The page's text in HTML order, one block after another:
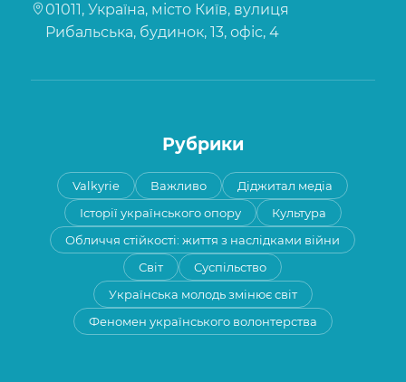
01011, Україна, місто Київ, вулиця
Рибальська, будинок, 13, офіс, 4
Рубрики
Valkyrie Важливо
Діджитал медіа
Історії українського опору
Культура
Обличчя стійкості: життя з наслідками війни
Світ
Суспільство
Українська молодь змінює світ
Феномен українського волонтерства